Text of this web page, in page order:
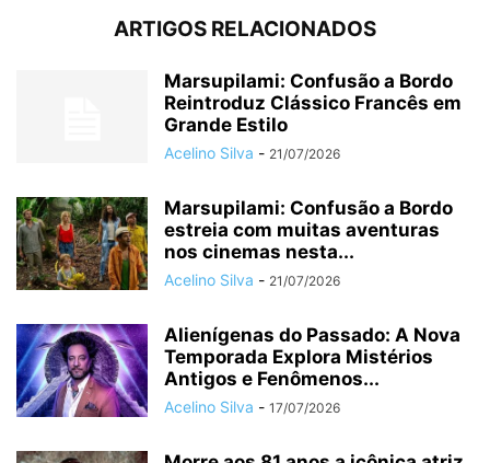
ARTIGOS RELACIONADOS
Marsupilami: Confusão a Bordo
Reintroduz Clássico Francês em
Grande Estilo
Acelino Silva - 21/07/2026
Marsupilami: Confusão a Bordo
estreia com muitas aventuras
nos cinemas nesta...
Acelino Silva - 21/07/2026
Alienígenas do Passado: A Nova
Temporada Explora Mistérios
Antigos e Fenômenos...
Acelino Silva - 17/07/2026